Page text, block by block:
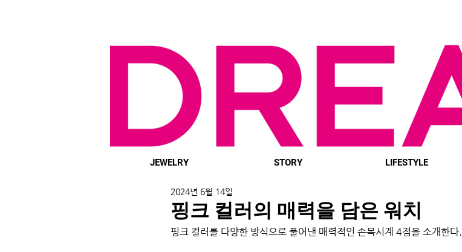
JEWELRY STORY LIFESTYLE
핑크 컬러의 매력을 담은 워치
2024년 6월 14일
핑크 컬러를 다양한 방식으로 풀어낸 매력적인 손목시계 4점을 소개한다.